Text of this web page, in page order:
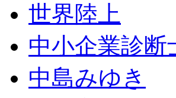
世界陸上
中小企業診断
中島みゆき